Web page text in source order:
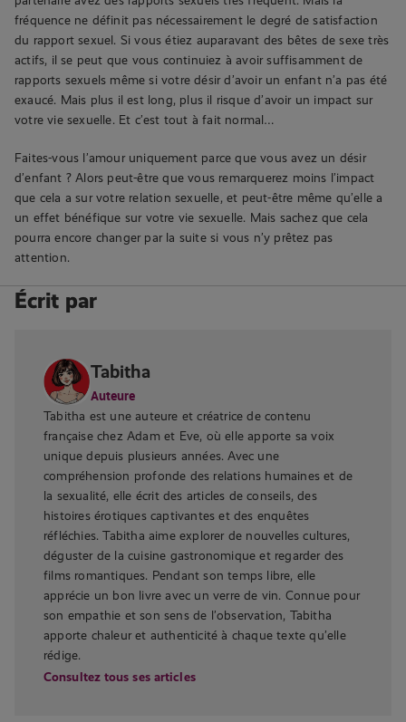
fréquence ne définit pas nécessairement le degré de satisfaction
du rapport sexuel. Si vous étiez auparavant des bêtes de sexe très
actifs, il se peut que vous continuiez à avoir suffisamment de
rapports sexuels même si votre désir d’avoir un enfant n’a pas été
exaucé. Mais plus il est long, plus il risque d’avoir un impact sur
votre vie sexuelle. Et c’est tout à fait normal…
Faites-vous l’amour uniquement parce que vous avez un désir
d’enfant ? Alors peut-être que vous remarquerez moins l’impact
que cela a sur votre relation sexuelle, et peut-être même qu’elle a
un effet bénéfique sur votre vie sexuelle. Mais sachez que cela
pourra encore changer par la suite si vous n’y prêtez pas
attention.
Écrit par
Tabitha
Auteure
Tabitha est une auteure et créatrice de contenu
française chez Adam et Eve, où elle apporte sa voix
unique depuis plusieurs années. Avec une
compréhension profonde des relations humaines et de
la sexualité, elle écrit des articles de conseils, des
histoires érotiques captivantes et des enquêtes
réfléchies. Tabitha aime explorer de nouvelles cultures,
déguster de la cuisine gastronomique et regarder des
films romantiques. Pendant son temps libre, elle
apprécie un bon livre avec un verre de vin. Connue pour
son empathie et son sens de l’observation, Tabitha
apporte chaleur et authenticité à chaque texte qu’elle
rédige.
Consultez tous ses articles